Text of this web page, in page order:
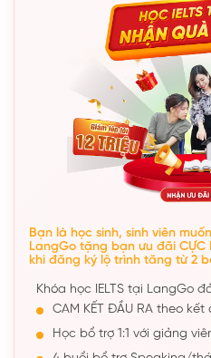
Bạn là học sinh, sinh viên
LangGo tặng bạn ưu đãi CỰC
khi đăng ký lộ trình tăng từ 2
Khóa học IELTS tại LangGo
CAM KẾT ĐẦU RA theo
Học bổ trợ 1:1 với giảng